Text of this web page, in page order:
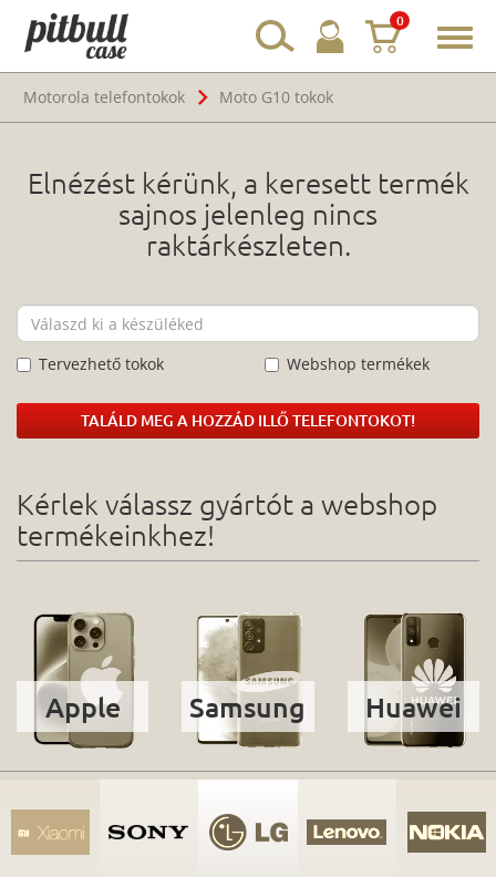
0
Motorola telefontokok
Moto G10 tokok
Elnézést kérünk, a keresett termék
sajnos jelenleg nincs
raktárkészleten.
Tervezhető tokok Webshop termékek
TALÁLD MEG A HOZZÁD ILLŐ TELEFONTOKOT!
Kérlek válassz gyártót a webshop
termékeinkhez!
Apple Samsung Huawei